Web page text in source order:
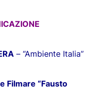
– “Ambiente Italia”
Filmare “Fausto